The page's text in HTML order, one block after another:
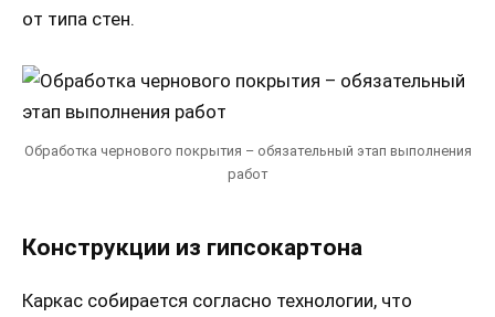
от типа стен.
Обработка чернового покрытия – обязательный этап выполнения
работ
Конструкции из гипсокартона
Каркас собирается согласно технологии, что